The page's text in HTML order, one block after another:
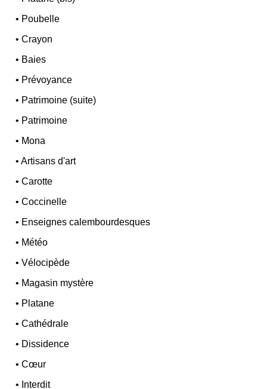
• Poubelle
•Crayon
• Baies
• Prévoyance
• Patrimoine (suite)
• Patrimoine
• Mona
•Artisans d'art
•Carotte
•Coccinelle
• Enseignes calembourdesques
• Météo
•Vélocipède
• Magasin mystère
• Platane
•Cathédrale
• Dissidence
•Cœur
• Interdit